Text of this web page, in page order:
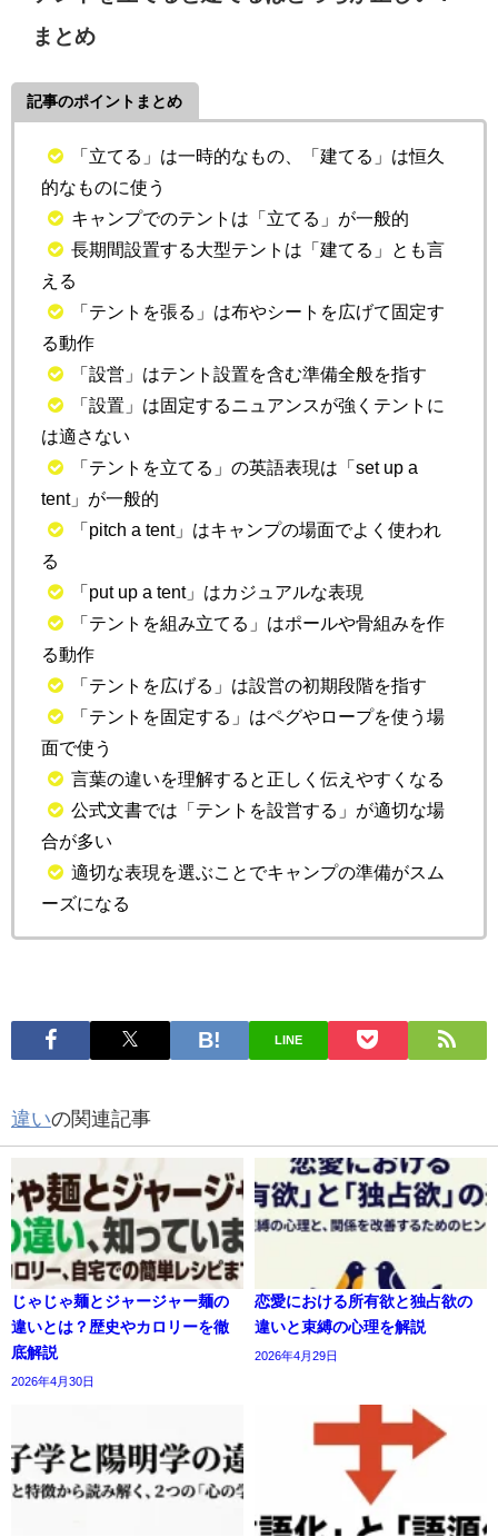
まとめ
記事のポイントまとめ
「立てる」は一時的なもの、「建てる」は恒久
的なものに使う
キャンプでのテントは「立てる」が一般的
長期間設置する大型テントは「建てる」とも言
える
「テントを張る」は布やシートを広げて固定す
る動作
「設営」はテント設置を含む準備全般を指す
「設置」は固定するニュアンスが強くテントに
は適さない
「テントを立てる」の英語表現は「set up a
tent」が一般的
「pitch a tent」はキャンプの場面でよく使われ
る
「put up a tent」はカジュアルな表現
「テントを組み立てる」はポールや骨組みを作
る動作
「テントを広げる」は設営の初期段階を指す
「テントを固定する」はペグやロープを使う場
面で使う
言葉の違いを理解すると正しく伝えやすくなる
公式文書では「テントを設営する」が適切な場
合が多い
適切な表現を選ぶことでキャンプの準備がスム
ーズになる
LINE
違いの関連記事
じゃじゃ麺とジャージャー麺の
違いとは？歴史やカロリーを徹
底解説
2026年4月30日
恋愛における所有欲と独占欲の
違いと束縛の心理を解説
2026年4月29日